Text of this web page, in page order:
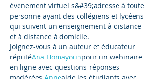
événement virtuel s&#39;adresse à toute
personne ayant des collégiens et lycéens
qui suivent un enseignement à distance
et à distance à domicile.
Joignez-vous à un auteur et éducateur
réputéAna Homayounpour un webinaire
en ligne avec questions-réponses
modérées.Anneaide les étudiants avec